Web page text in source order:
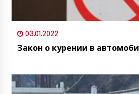
03.01.2022
Закон о курении в